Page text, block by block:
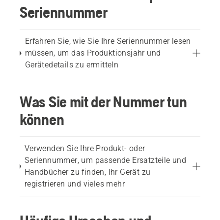
Seriennummer
Erfahren Sie, wie Sie Ihre Seriennummer lesen
müssen, um das Produktionsjahr und
Gerätedetails zu ermitteln
Was Sie mit der Nummer tun
können
Verwenden Sie Ihre Produkt- oder
Seriennummer, um passende Ersatzteile und
Handbücher zu finden, Ihr Gerät zu
registrieren und vieles mehr